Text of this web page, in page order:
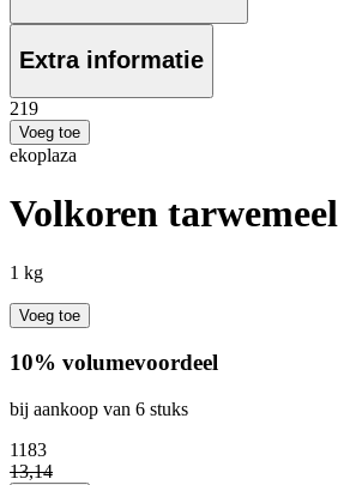
Extra informatie
219
Voeg toe
ekoplaza
Volkoren tarwemeel
1 kg
Voeg toe
10% volumevoordeel
bij aankoop van 6 stuks
1183
13,14